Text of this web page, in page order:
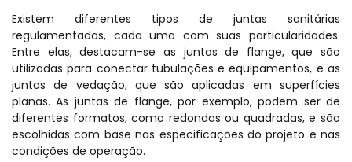
Existem diferentes tipos de juntas sanitárias
regulamentadas, cada uma com suas particularidades.
Entre elas, destacam-se as juntas de flange, que são
utilizadas para conectar tubulações e equipamentos, e as
juntas de vedação, que são aplicadas em superfícies
planas. As juntas de flange, por exemplo, podem ser de
diferentes formatos, como redondas ou quadradas, e são
escolhidas com base nas especificações do projeto e nas
condições de operação.